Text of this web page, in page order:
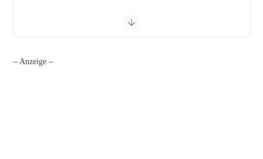
– Anzeige –